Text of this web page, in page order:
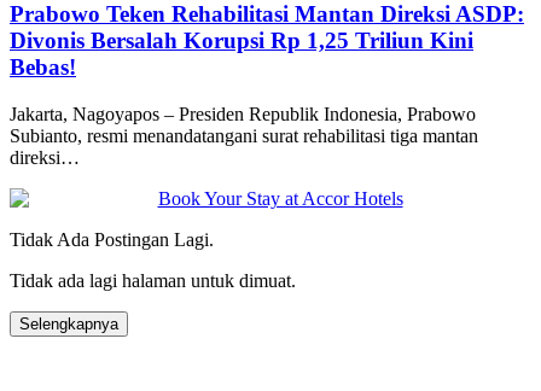
Prabowo Teken Rehabilitasi Mantan Direksi ASDP:
Divonis Bersalah Korupsi Rp 1,25 Triliun Kini
Bebas!
Jakarta, Nagoyapos – Presiden Republik Indonesia, Prabowo
Subianto, resmi menandatangani surat rehabilitasi tiga mantan
direksi…
Tidak Ada Postingan Lagi.
Tidak ada lagi halaman untuk dimuat.
Selengkapnya